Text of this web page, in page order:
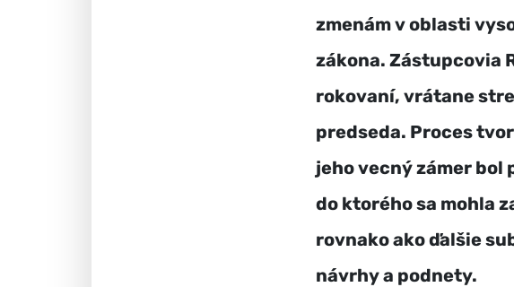
zmenám v oblasti
zákona. Zástupcovia
rokovaní, vrátane
predseda. Proces
jeho vecný zámer
do ktorého sa mohla
rovnako ako ďalšie
návrhy a podnety.